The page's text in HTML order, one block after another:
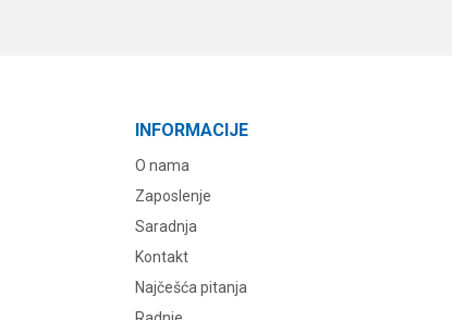
INFORMACIJE
O nama
Zaposlenje
Saradnja
Kontakt
Najčešća pitanja